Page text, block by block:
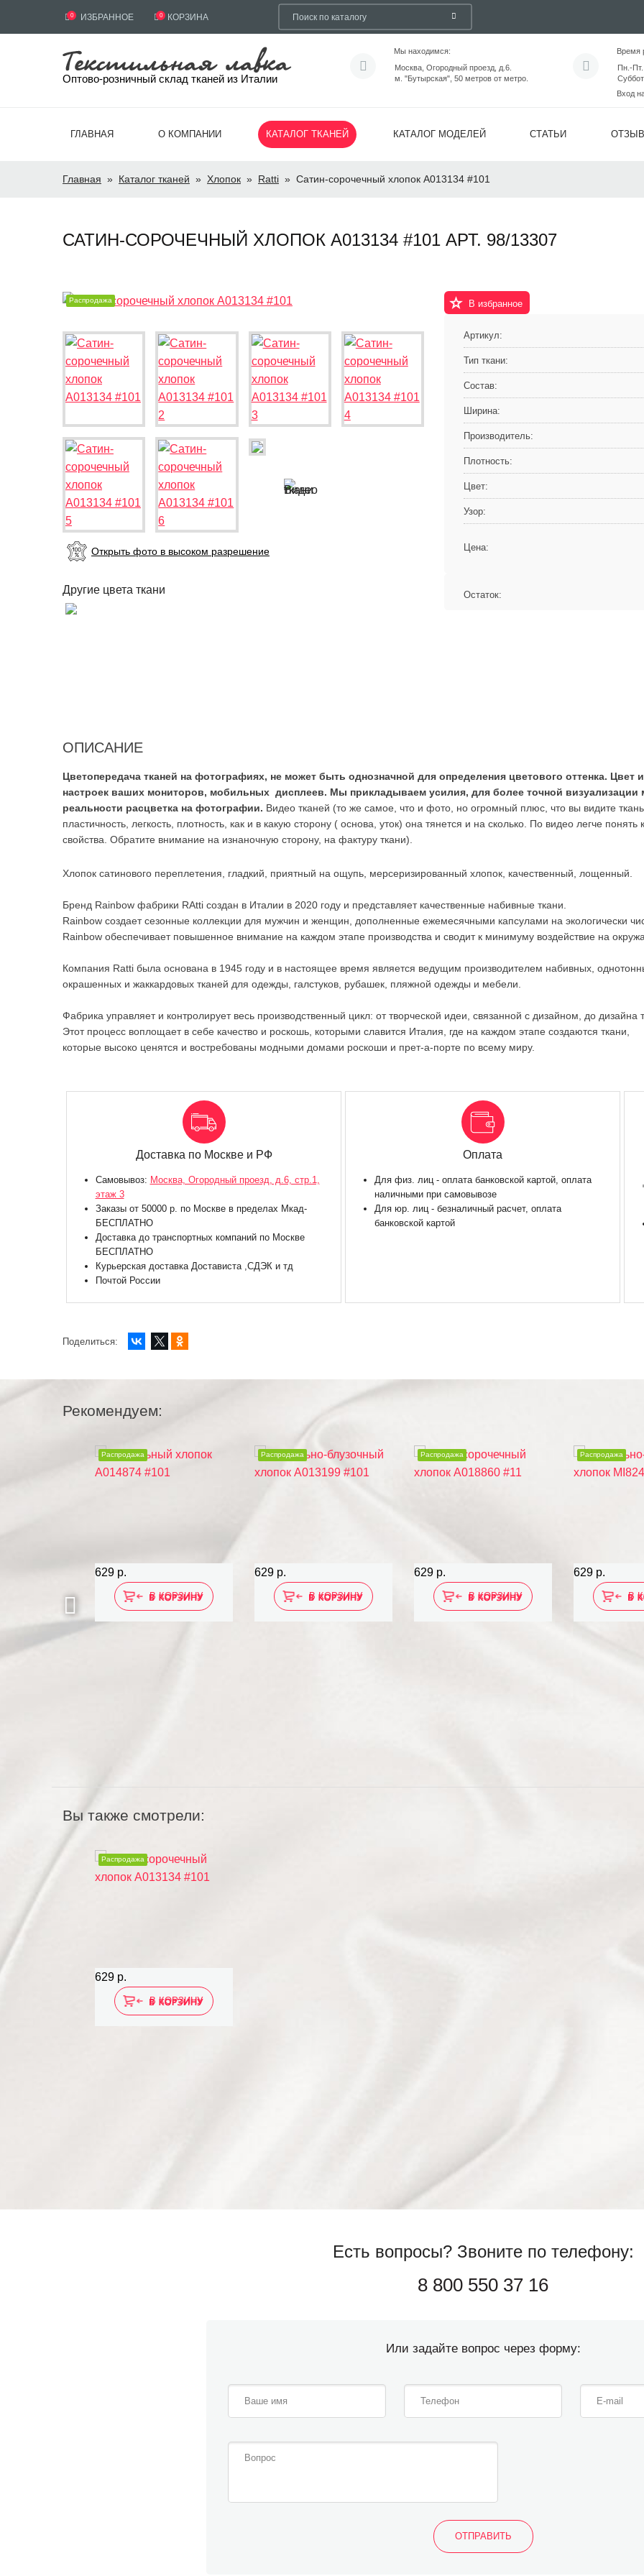
0 ИЗБРАННОЕ 0 КОРЗИНА
Оптово-розничный склад тканей из Италии
Мы находимся:
Москва, Огородный проезд, д.6.
м. "Бутырская", 50 метров от метро.
Время
Пн.-
Вход
ГЛАВНАЯ О КОМПАНИИ КАТАЛОГ ТКАНЕЙ КАТАЛОГ МОДЕЛЕЙ СТАТЬИ
Главная » Каталог тканей » Хлопок » Ratti » Сатин-сорочечный хлопок A013134 #101
САТИН-СОРОЧЕЧНЫЙ ХЛОПОК A013134 #101 АРТ. 98/13307
Распродажа
Открыть фото в высоком разрешение
Другие цвета ткани
В избранное
Артикул:
Тип ткани:
Состав:
Ширина:
Производитель:
Плотность:
Цвет:
Узор:
Цена:
Остаток:
ОПИСАНИЕ
Цветопередача тканей на фотографиях, не может быть однозначной для определения цветового оттенка. Цвет
настроек ваших мониторов, мобильных дисплеев. Мы прикладываем усилия, для более точной визуализации
реальности расцветка на фотографии. Видео тканей (то же самое, что и фото, но огромный плюс, что вы видите
пластичность, легкость, плотность, как и в какую сторону ( основа, уток) она тянется и на сколько. По видео легче
свойства. Обратите внимание на изнаночную сторону, на фактуру ткани).
Хлопок сатинового переплетения, гладкий, приятный на ощупь, мерсеризированный хлопок, качественный, лощенный.
Бренд Rainbow фабрики RAtti создан в Италии в 2020 году и представляет качественные набивные ткани.
Rainbow создает сезонные коллекции для мужчин и женщин, дополненные ежемесячными капсулами на экологически
Rainbow обеспечивает повышенное внимание на каждом этапе производства и сводит к минимуму воздействие на
Компания Ratti была основана в 1945 году и в настоящее время является ведущим производителем набивных,
окрашенных и жаккардовых тканей для одежды, галстуков, рубашек, пляжной одежды и мебели.
Фабрика управляет и контролирует весь производственный цикл: от творческой идеи, связанной с дизайном, до дизайна
Этот процесс воплощает в себе качество и роскошь, которыми славится Италия, где на каждом этапе создаются ткани,
которые высоко ценятся и востребованы модными домами роскоши и прет-а-порте по всему миру.
Доставка по Москве и РФ
Самовывоз: Москва, Огородный проезд, д.6, стр.1,
этаж 3
Заказы от 50000 р. по Москве в пределах Мкад-
БЕСПЛАТНО
Доставка до транспортных компаний по Москве
БЕСПЛАТНО
Курьерская доставка Достависта ,СДЭК и тд
Почтой России
Оплата
Для физ. лиц - оплата банковской картой, оплата
наличными при самовывозе
Для юр. лиц - безналичный расчет, оплата
банковской картой
Поделиться:
Рекомендуем:
629 р.
Распродажа
В КОРЗИНУ
629 р.
Распродажа
В КОРЗИНУ
629 р.
Распродажа
В КОРЗИНУ
629 р.
Распродажа
В
Вы также смотрели:
629 р.
Распродажа
В КОРЗИНУ
Есть вопросы?Звоните по телефону:
8 800 550 37 16
Или задайте вопрос через форму: